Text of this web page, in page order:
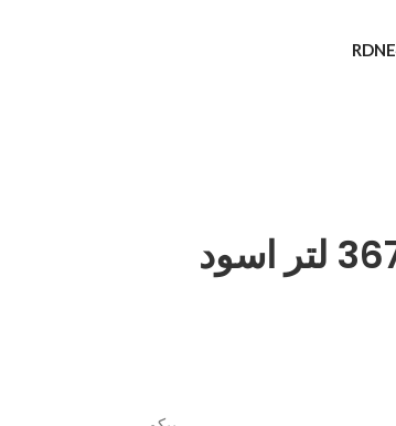
ثلاجة بيكو 420 لتر صافي 367 لتر اسود